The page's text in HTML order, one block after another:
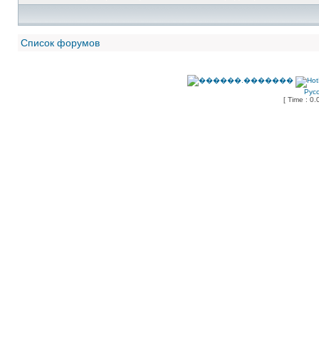
Список форумов
[ Time :